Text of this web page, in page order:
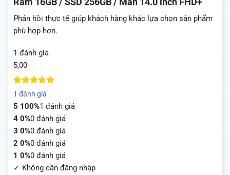
Phản hồi thực tế giúp khách hàng khác lựa chọn sản phẩm
phù hợp hơn.
1 đánh giá
5,00
5 trên 5
dựa trên
1
đánh giá
1 đánh giá
5 100%1 đánh giá
4 0%0 đánh giá
3 0%0 đánh giá
2 0%0 đánh giá
1 0%0 đánh giá
✓ Không cần đăng nhập